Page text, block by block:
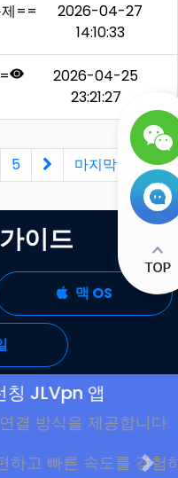
제==
2026-04-27
14:10:33
2026-04-25
23:21:27
5 마지막
이드
맥 OS
앱
을 제공합니다.
른 속도를 경험하